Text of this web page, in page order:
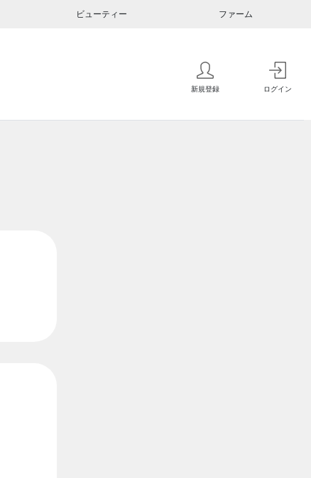
ビューティー ファーム
新規登録 ログイン